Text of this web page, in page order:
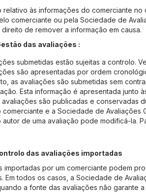
relativo às informações do comerciante
comerciante ou pela Sociedade de
de remover a informação em causa.
das avaliações :
submetidas estão sujeitas a controlo.
são apresentadas por ordem
as avaliações são submetidas sem
Esta informação é apresentada junto
avaliações são publicadas e conservadas
comerciante e a Sociedade de Avaliações
autor de uma avaliação pode modificá-la.
das avaliações importadas
importadas por um comerciante podem
Em todos os casos, a Sociedade de
a fonte das avaliações não garante